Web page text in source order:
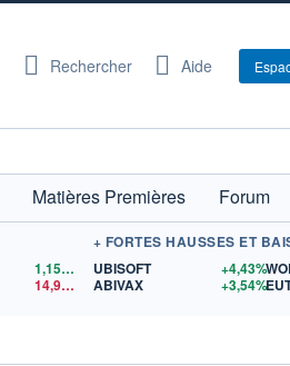
Rechercher Aide
Matières Premières
Forum
1,1559
$US
14,90$US
+ FORTES HAUSSES ET
UBISOFT
+4,43%
ABIVAX
+3,54%